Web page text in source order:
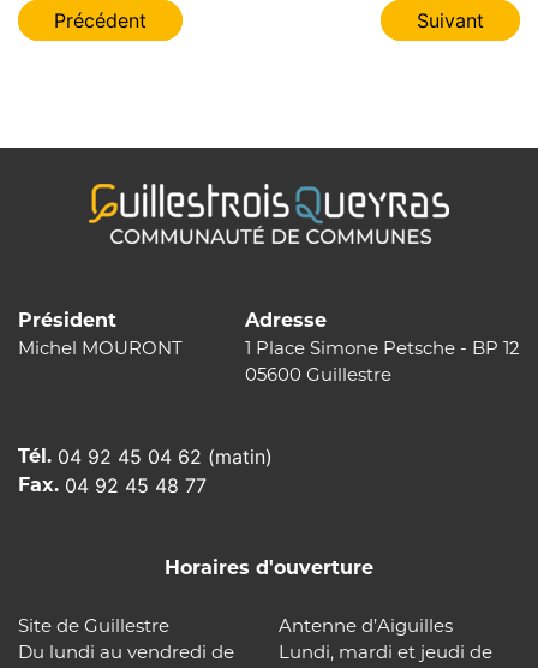
Navigation
Précédent Suivant
Président
Michel MOURONT
Adresse
1 Place Simone Petsche - BP 12
05600 Guillestre
Tél. 04 92 45 04 62 (matin)
Fax. 04 92 45 48 77
Horaires d'ouverture
Site de Guillestre
Du lundi au vendredi de
Antenne d’Aiguilles
Lundi, mardi et jeudi de